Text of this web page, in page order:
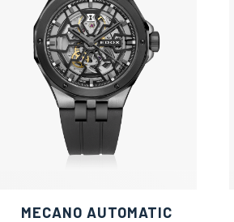
MECANO AUTOMATIC